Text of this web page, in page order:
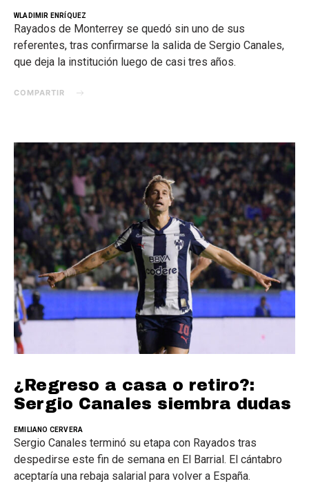
WLADIMIR ENRÍQUEZ
Rayados de Monterrey se quedó sin uno de sus
referentes, tras confirmarse la salida de Sergio Canales,
que deja la institución luego de casi tres años.
COMPARTIR
¿Regreso a casa o retiro?:
Sergio Canales siembra dudas
EMILIANO CERVERA
Sergio Canales terminó su etapa con Rayados tras
despedirse este fin de semana en El Barrial. El cántabro
aceptaría una rebaja salarial para volver a España.